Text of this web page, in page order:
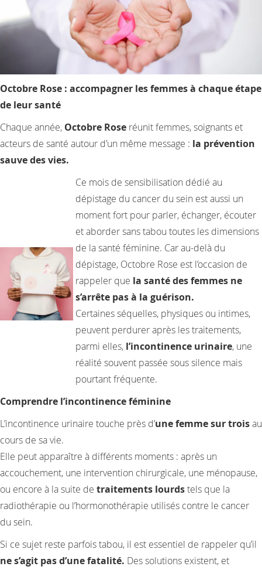
Octobre Rose : accompagner les femmes à chaque étape
de leur santé
Chaque année, Octobre Rose réunit femmes, soignants et
acteurs de santé autour d’un même message : la prévention
sauve des vies.
Ce mois de sensibilisation dédié au
dépistage du cancer du sein est aussi un
moment fort pour parler, échanger, écouter
et aborder sans tabou toutes les dimensions
de la santé féminine. Car au-delà du
dépistage, Octobre Rose est l’occasion de
rappeler que la santé des femmes ne
s’arrête pas à la guérison.
Certaines séquelles, physiques ou intimes,
peuvent perdurer après les traitements,
parmi elles, l’incontinence urinaire, une
réalité souvent passée sous silence mais
pourtant fréquente.
Comprendre l’incontinence féminine
L’incontinence urinaire touche près d’une femme sur troisau
cours de sa vie.
Elle peut apparaître à différents moments : après un
accouchement, une intervention chirurgicale, une ménopause,
ou encore à la suite de traitements lourdstels que la
radiothérapie ou l’hormonothérapie utilisés contre le cancer
du sein.
Si ce sujet reste parfois tabou, il est essentiel de rappeler qu’il
ne s’agit pas d’une fatalité. Des solutions existent, et